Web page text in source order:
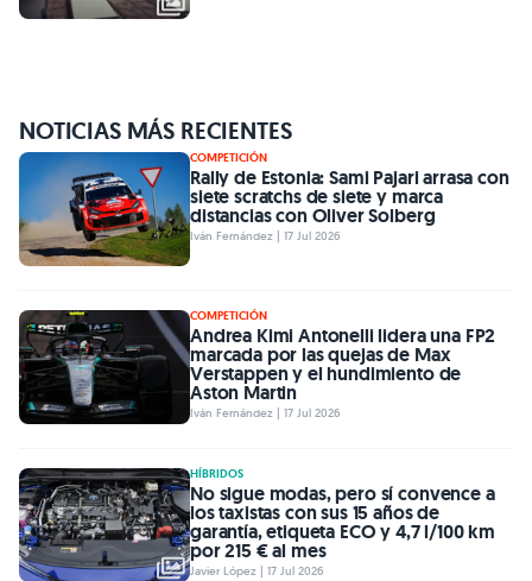
NOTICIAS MÁS RECIENTES
COMPETICIÓN
Rally de Estonia: Sami Pajari arrasa con
siete scratchs de siete y marca
distancias con Oliver Solberg
Iván Fernández | 17 Jul 2026
COMPETICIÓN
Andrea Kimi Antonelli lidera una FP2
marcada por las quejas de Max
Verstappen y el hundimiento de
Aston Martin
Iván Fernández | 17 Jul 2026
HÍBRIDOS
No sigue modas, pero sí convence a
los taxistas con sus 15 años de
garantía, etiqueta ECO y 4,7 l/100 km
por 215 € al mes
Javier López | 17 Jul 2026